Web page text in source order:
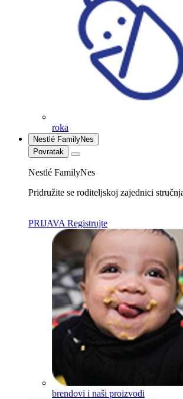
roka
Nestlé FamilyNes
Povratak
Nestlé FamilyNes
Pridružite se roditeljskoj zajednici
PRIJAVA Registrujte
brendovi i naši proizvodi